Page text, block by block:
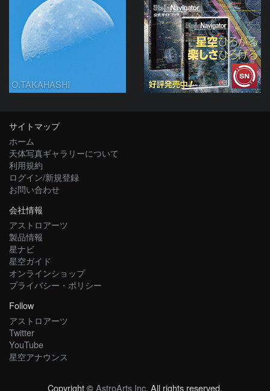
O.TAKAHASHI
サイトマップ
ホーム
天体写真ギャラリーについて
利用規約
ログイン/新規登録
お問い合わせ
会社情報
アストロアーツ
製品情報
星ナビ
星空ガイド
オンラインショップ
プライバシー・ポリシー
Follow
アストロアーツ
Twitter
YouTube
星空アナウンス
Copyright ©AstroArts Inc. All rights reserved.